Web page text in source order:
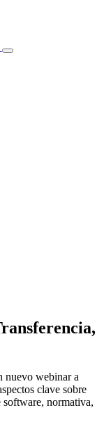
nuevo webinar a
clave sobre
software, normativa,